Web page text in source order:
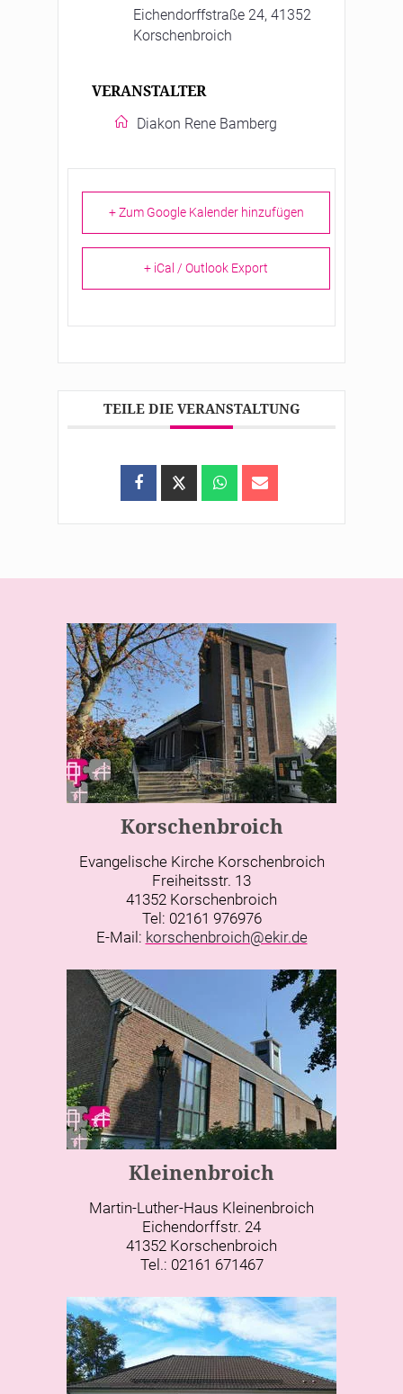
Eichendorffstraße 24, 41352
Korschenbroich
VERANSTALTER
Diakon Rene Bamberg
+ Zum Google Kalender hinzufügen
+ iCal / Outlook Export
TEILE DIE VERANSTALTUNG
Korschenbroich
Evangelische Kirche Korschenbroich
Freiheitsstr. 13
41352 Korschenbroich
Tel: 02161 976976
E-Mail: korschenbroich@ekir.de
Kleinenbroich
Martin-Luther-Haus Kleinenbroich
Eichendorffstr. 24
41352 Korschenbroich
Tel.: 02161 671467